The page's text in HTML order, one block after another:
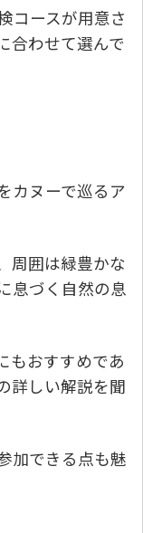
コースが用意さ
合わせて選んで
カヌーで巡るア
周囲は緑豊かな
息づく自然の息
もおすすめであ
詳しい解説を聞
加できる点も魅